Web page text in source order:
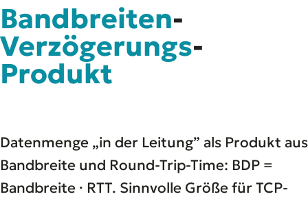
01Start
02MB
03Projekte
04Leistungen
Bandbreiten-
Verzögerungs-
Produkt
Datenmenge „in der Leitung” als Produkt aus
Bandbreite und Round-Trip-Time: BDP =
Bandbreite · RTT. Sinnvolle Größe für TCP-